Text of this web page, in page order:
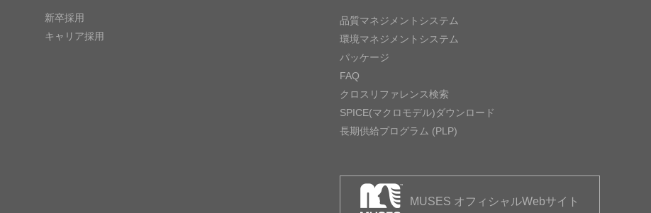
新卒採用
キャリア採用
品質マネジメントシステム
環境マネジメントシステム
パッケージ
FAQ
クロスリファレンス検索
SPICE(マクロモデル)ダウンロード
長期供給プログラム (PLP)
MUSES オフィシャルWebサイト